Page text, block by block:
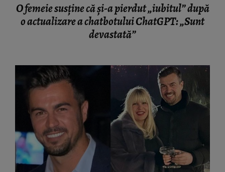
O femeie susține că și-a pierdut „iubitul” după
o actualizare a chatbotului ChatGPT: „Sunt
devastată”